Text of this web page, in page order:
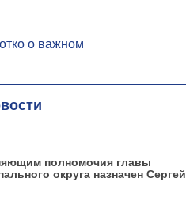
о важном
полномочия главы
округа назначен Сергей